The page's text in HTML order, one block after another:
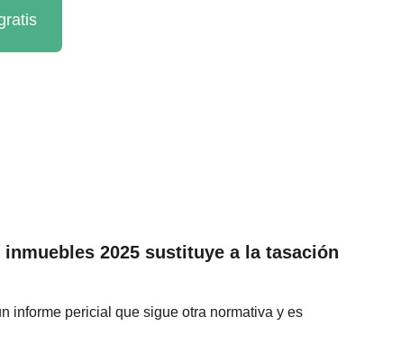
2025 sustituye a la tasación
informe pericial que sigue otra normativa y es